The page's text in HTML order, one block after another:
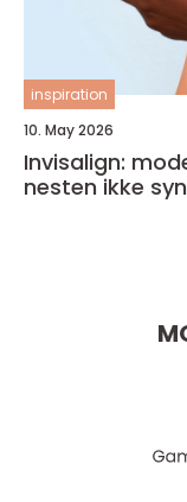
inspiration
10. May 2026
Invisalign:
nesten ikke